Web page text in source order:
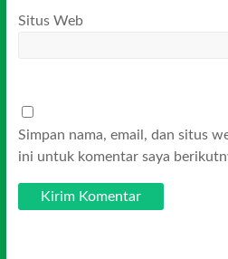
Situs Web
Simpan nama, email, dan situs
ini untuk komentar saya